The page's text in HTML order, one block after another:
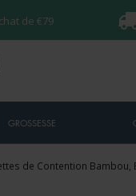
de €79
GROSSESSE
de Contention Bambou,